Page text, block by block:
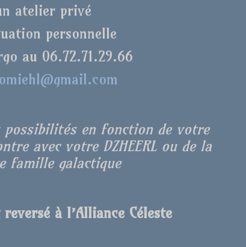
atelier privé
personnelle
au 06.72.71.29.66
en fonction de votre
avec votre DZHEERL ou de la
famille galactique
à l’Alliance Céleste